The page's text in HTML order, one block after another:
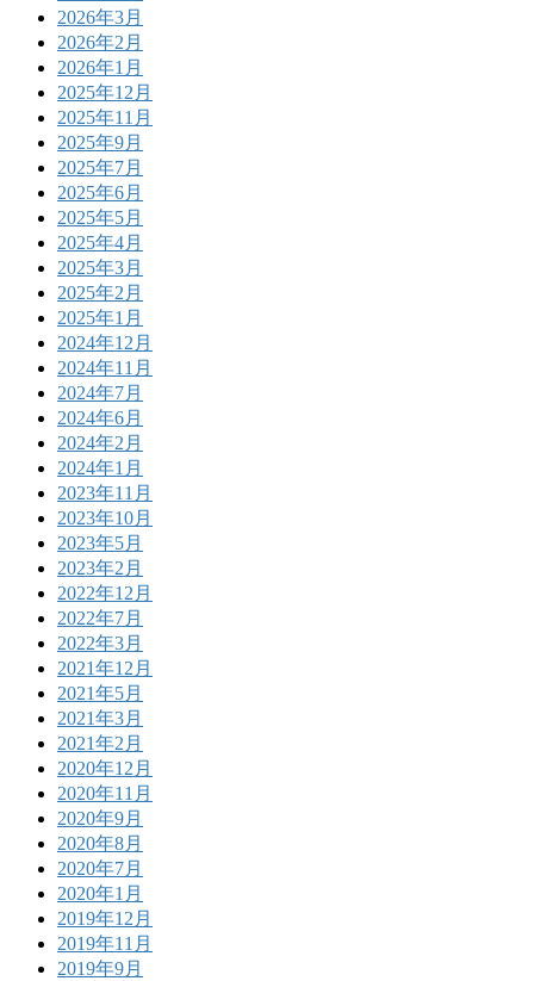
2026年3月
2026年2月
2026年1月
2025年12月
2025年11月
2025年9月
2025年7月
2025年6月
2025年5月
2025年4月
2025年3月
2025年2月
2025年1月
2024年12月
2024年11月
2024年7月
2024年6月
2024年2月
2024年1月
2023年11月
2023年10月
2023年5月
2023年2月
2022年12月
2022年7月
2022年3月
2021年12月
2021年5月
2021年3月
2021年2月
2020年12月
2020年11月
2020年9月
2020年8月
2020年7月
2020年1月
2019年12月
2019年11月
2019年9月